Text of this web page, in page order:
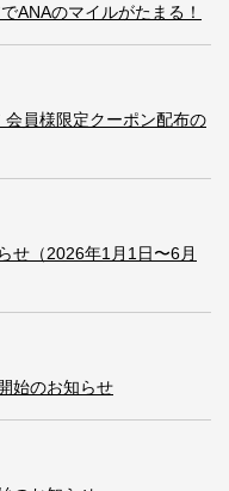
ANAのマイルがたまる！
員様限定クーポン配布の
せ（2026年1月1日〜6月
始のお知らせ